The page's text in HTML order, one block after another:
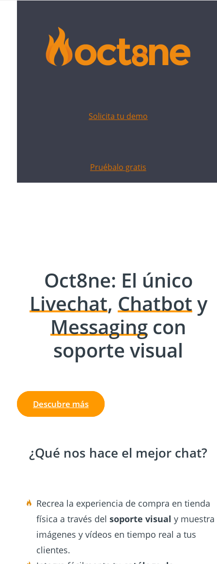
Solicita tu demo
Pruébalo gratis
Oct8ne: El único
Livechat, Chatboty
Messaging con
soporte visual
Descubre más
¿Qué nos hace el mejor chat?
Recrea la experiencia de compra en tienda
física a través del soporte visual y muestra
imágenes y vídeos en tiempo real a tus
clientes.